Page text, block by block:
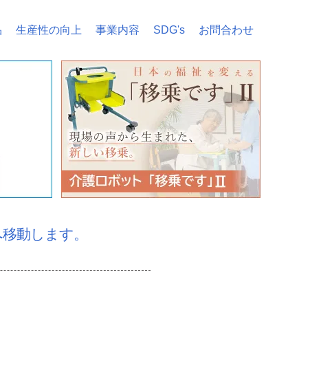
生産性の向上 事業内容 SDG's お問合わせ
動します。